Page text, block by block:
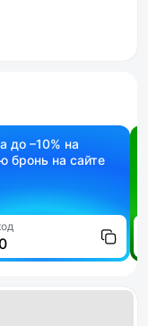
до –10% на
бронь на сайте